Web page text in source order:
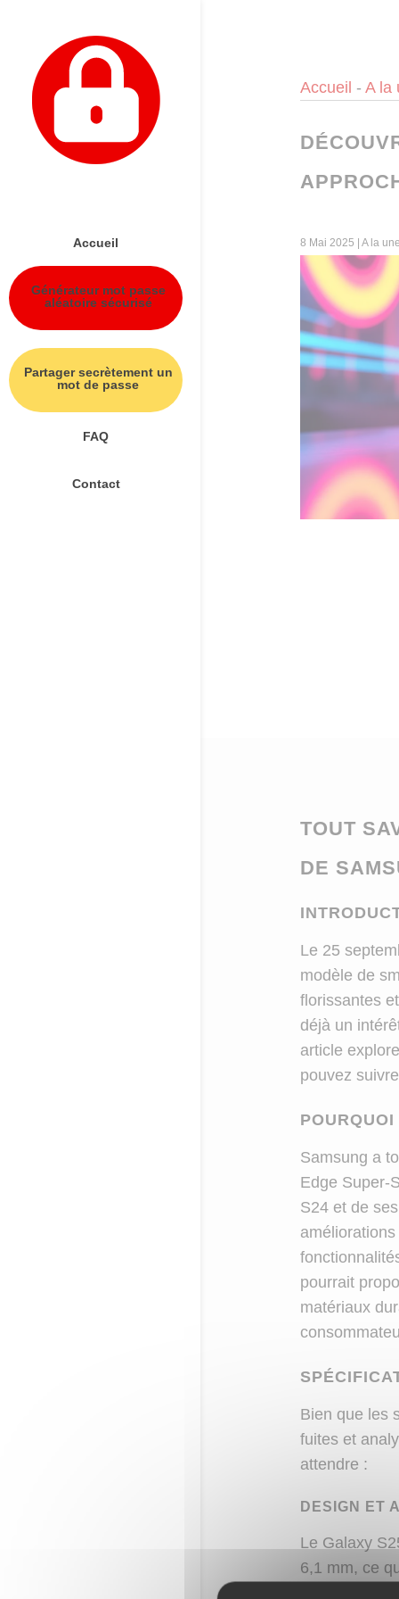
Accueil
Générateur mot passe
aléatoire sécurisé
Partager secrètement un
mot de passe
FAQ
Contact
Accueil - A la
8 Mai 2025 A la une
TOUT
DE
Le 25
modèle de
florissantes
déjà un
article
pouvez
Samsung a
Edge Super-
S24 et de
pourrait
matériaux
Bien que les
fuites et
attendre :
DESIGN ET
Le Galaxy
6,1 mm, ce